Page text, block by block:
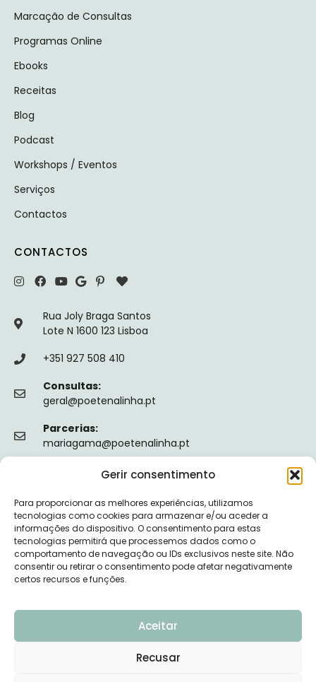
Gerir consentimento
Para proporcionar as melhores experiências, utilizamos
tecnologias como cookies para armazenar e/ou aceder a
informações do dispositivo. O consentimento para estas
tecnologias permitirá que processemos dados como o
comportamento de navegação ou IDs exclusivos neste site. Não
consentir ou retirar o consentimento pode afetar negativamente
certos recursos e funções.
Aceitar
Recusar
Marcação de Consultas
Programas Online
Ebooks
Receitas
Blog
Podcast
Workshops / Eventos
Serviços
Contactos
CONTACTOS
Rua Joly Braga Santos
Lote N 1600 123 Lisboa
+351 927 508 410
Consultas:
geral@poetenalinha.pt
Parcerias:
mariagama@poetenalinha.pt
Política de privacidade
Termos e Condições
Livro de reclamações